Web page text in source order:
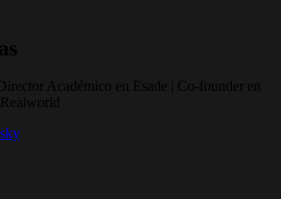
Académico en Esade | Co-founder en